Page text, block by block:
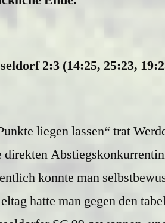
2:3 (14:25, 25:23,
liegen lassen“ trat
direkten
konnte man
hatte man gegen den